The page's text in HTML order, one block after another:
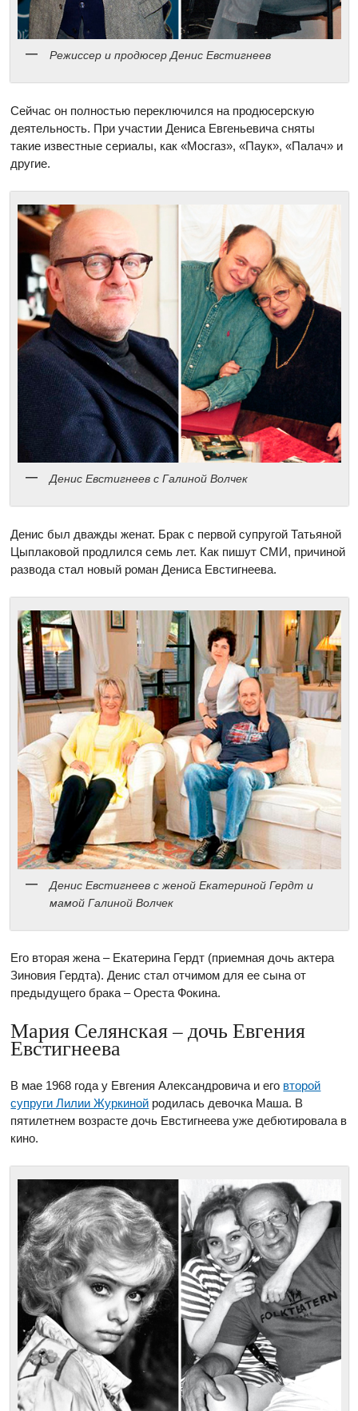
Режиссер и продюсер Денис Евстигнеев
Сейчас он полностью переключился на продюсерскую
деятельность. При участии Дениса Евгеньевича сняты
такие известные сериалы, как «Мосгаз», «Паук», «Палач» и
другие.
Денис Евстигнеев с Галиной Волчек
Денис был дважды женат. Брак с первой супругой Татьяной
Цыплаковой продлился семь лет. Как пишут СМИ, причиной
развода стал новый роман Дениса Евстигнеева.
Денис Евстигнеев с женой Екатериной Гердт и
мамой Галиной Волчек
Его вторая жена – Екатерина Гердт (приемная дочь актера
Зиновия Гердта). Денис стал отчимом для ее сына от
предыдущего брака – Ореста Фокина.
Мария Селянская – дочь Евгения
Евстигнеева
В мае 1968 года у Евгения Александровича и его второй
супруги Лилии Журкиной родилась девочка Маша. В
пятилетнем возрасте дочь Евстигнеева уже дебютировала в
кино.